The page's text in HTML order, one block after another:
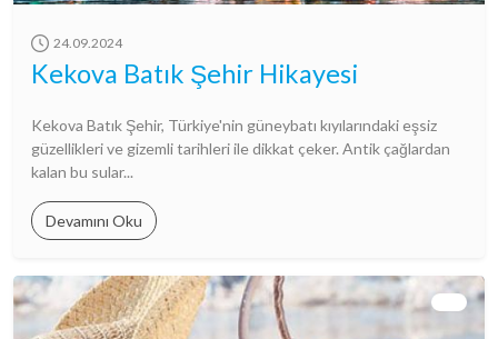
24.09.2024
Kekova Batık Şehir Hikayesi
Kekova Batık Şehir, Türkiye'nin güneybatı kıyılarındaki eşsiz
güzellikleri ve gizemli tarihleri ile dikkat çeker. Antik çağlardan
kalan bu sular...
Devamını Oku